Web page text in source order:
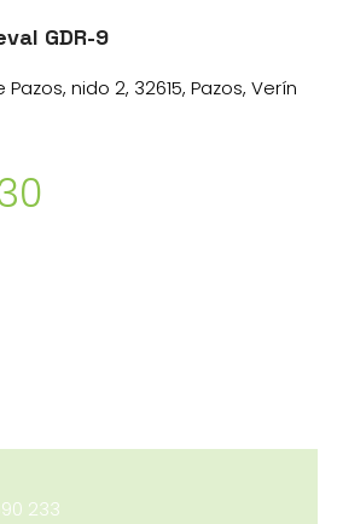
GDR-9
nido 2, 32615, Pazos, Verín
233